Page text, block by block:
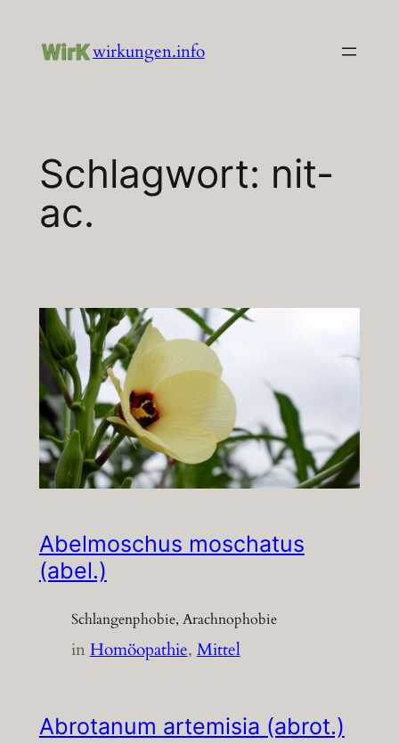
Inhalt
wirkungen.info
Schlagwort: nit-
ac.
Abelmoschus moschatus
(abel.)
Schlangenphobie, Arachnophobie
inHomöopathie, Mittel
Abrotanum artemisia (abrot.)